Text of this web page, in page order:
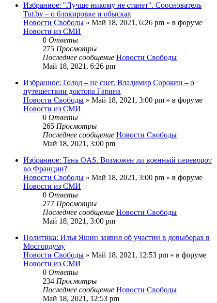
Избранное: "Лучше никому не станет". Сооснователь
Tut.by – о блокировке и обысках
Новости Свободы » Май 18, 2021, 6:26 pm » в форуме
Новости из СМИ
0 Ответы
275 Просмотры
Последнее сообщение Новости Свободы
Май 18, 2021, 6:26 pm
Избранное: Голод – не снег. Владимир Сорокин – о
путешествии доктора Гарина
Новости Свободы » Май 18, 2021, 3:00 pm » в форуме
Новости из СМИ
0 Ответы
265 Просмотры
Последнее сообщение Новости Свободы
Май 18, 2021, 3:00 pm
Избранное: Тень OAS. Возможен ли военный переворот
во Франции?
Новости Свободы » Май 18, 2021, 3:00 pm » в форуме
Новости из СМИ
0 Ответы
277 Просмотры
Последнее сообщение Новости Свободы
Май 18, 2021, 3:00 pm
Политика: Илья Яшин заявил об участии в довыборах в
Мосгордуму
Новости Свободы » Май 18, 2021, 12:53 pm » в форуме
Новости из СМИ
0 Ответы
234 Просмотры
Последнее сообщение Новости Свободы
Май 18, 2021, 12:53 pm